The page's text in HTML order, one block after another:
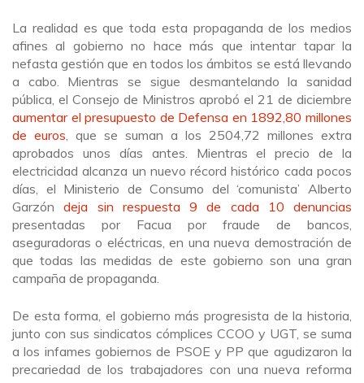
La realidad es que toda esta propaganda de los medios
afines al gobierno no hace más que intentar tapar la
nefasta gestión que en todos los ámbitos se está llevando
a cabo. Mientras se sigue desmantelando la sanidad
pública, el Consejo de Ministros aprobó el 21 de diciembre
aumentar el presupuesto de Defensa en 1892,80 millones
de euros, que se suman a los 2504,72 millones extra
aprobados unos días antes. Mientras el precio de la
electricidad alcanza un nuevo récord histórico cada pocos
días, el Ministerio de Consumo del ‘comunista’ Alberto
Garzóndeja sin respuesta 9 de cada 10 denuncias
presentadas por Facua por fraude de bancos,
aseguradoras o eléctricas, en una nueva demostración de
que todas las medidas de este gobierno son una gran
campaña de propaganda.
De esta forma, el gobierno más progresista de la historia,
junto con sus sindicatos cómplices CCOO y UGT, se suma
a los infames gobiernos de PSOE y PP que agudizaron la
precariedad de los trabajadores con una nueva reforma